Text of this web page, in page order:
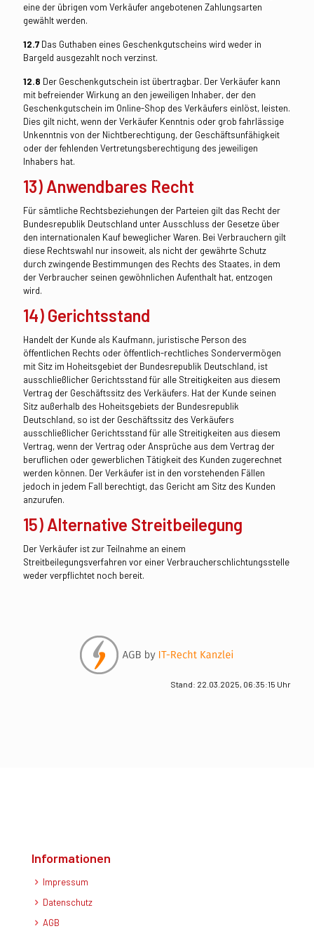
eine der übrigen vom Verkäufer angebotenen Zahlungsarten
gewählt werden.
12.7 Das Guthaben eines Geschenkgutscheins wird weder in
Bargeld ausgezahlt noch verzinst.
12.8 Der Geschenkgutschein ist übertragbar. Der Verkäufer kann
mit befreiender Wirkung an den jeweiligen Inhaber, der den
Geschenkgutschein im Online-Shop des Verkäufers einlöst, leisten.
Dies gilt nicht, wenn der Verkäufer Kenntnis oder grob fahrlässige
Unkenntnis von der Nichtberechtigung, der Geschäftsunfähigkeit
oder der fehlenden Vertretungsberechtigung des jeweiligen
Inhabers hat.
13) Anwendbares Recht
Für sämtliche Rechtsbeziehungen der Parteien gilt das Recht der
Bundesrepublik Deutschland unter Ausschluss der Gesetze über
den internationalen Kauf beweglicher Waren. Bei Verbrauchern gilt
diese Rechtswahl nur insoweit, als nicht der gewährte Schutz
durch zwingende Bestimmungen des Rechts des Staates, in dem
der Verbraucher seinen gewöhnlichen Aufenthalt hat, entzogen
wird.
14) Gerichtsstand
Handelt der Kunde als Kaufmann, juristische Person des
öffentlichen Rechts oder öffentlich-rechtliches Sondervermögen
mit Sitz im Hoheitsgebiet der Bundesrepublik Deutschland, ist
ausschließlicher Gerichtsstand für alle Streitigkeiten aus diesem
Vertrag der Geschäftssitz des Verkäufers. Hat der Kunde seinen
Sitz außerhalb des Hoheitsgebiets der Bundesrepublik
Deutschland, so ist der Geschäftssitz des Verkäufers
ausschließlicher Gerichtsstand für alle Streitigkeiten aus diesem
Vertrag, wenn der Vertrag oder Ansprüche aus dem Vertrag der
beruflichen oder gewerblichen Tätigkeit des Kunden zugerechnet
werden können. Der Verkäufer ist in den vorstehenden Fällen
jedoch in jedem Fall berechtigt, das Gericht am Sitz des Kunden
anzurufen.
15) Alternative Streitbeilegung
Der Verkäufer ist zur Teilnahme an einem
Streitbeilegungsverfahren vor einer Verbraucherschlichtungsstelle
weder verpflichtet noch bereit.
Stand: 22.03.2025, 06:35:15 Uhr
Informationen
Impressum
Datenschutz
AGB